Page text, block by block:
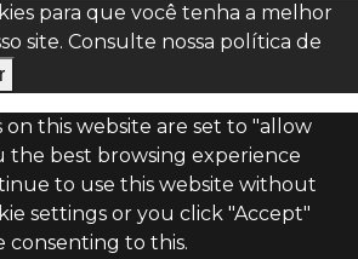
para que você tenha a melhor
site. Consulte nossa política de
on this website are set to "allow
the best browsing experience
to use this website without
settings or you click "Accept"
consenting to this.